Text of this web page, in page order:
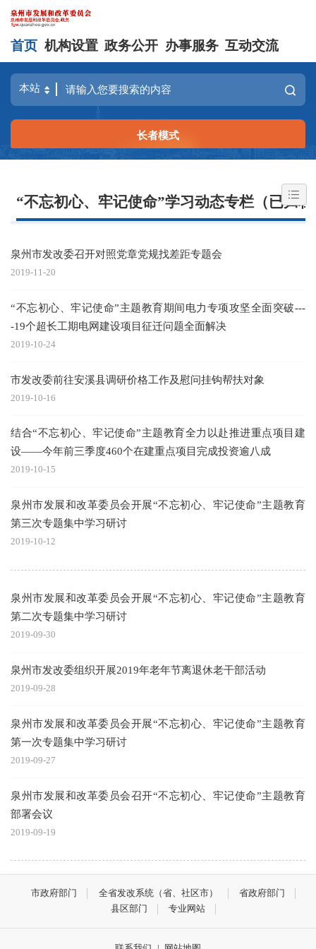
首页 机构设置 政务公开 办事服务 互动交流
长者模式
“不忘初心、牢记使命”学习动态专栏（已归
泉州市发改委召开对照党章党规找差距专题会
2019-11-20
“不忘初心、牢记使命”主题教育期间电力专项攻坚全面突破---
-19个超长工期电网建设项目征迁问题全面解决
2019-10-24
市发改委前往安溪县调研价格工作及慰问挂钩帮扶对象
2019-10-16
结合“不忘初心、牢记使命”主题教育全力以赴推进重点项目建
设——今年前三季度460个在建重点项目完成投资逾八成
2019-10-15
泉州市发展和改革委员会开展“不忘初心、牢记使命”主题教育
第三次专题集中学习研讨
2019-10-12
泉州市发展和改革委员会开展“不忘初心、牢记使命”主题教育
第二次专题集中学习研讨
2019-09-30
泉州市发改委组织开展2019年老年节离退休老干部活动
2019-09-28
泉州市发展和改革委员会开展“不忘初心、牢记使命”主题教育
第一次专题集中学习研讨
2019-09-27
泉州市发展和改革委员会召开“不忘初心、牢记使命”主题教育
部署会议
2019-09-19
市政府部门 全省发改系统（省、社区市）
省政府部门
县区部门
专业网站